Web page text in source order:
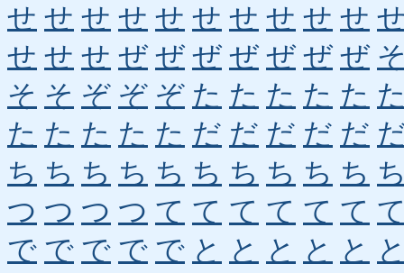
せ せ せ せ せ せ せ せ せ せ
せ せ せ ぜ ぜ ぜ ぜ ぜ ぜ ぜ
そ そ ぞ ぞ ぞ た た た た た
た た た た た だ だ だ だ だ
ち ち ち ち ち ち ち ち ち ち
つ つ つ つ て て て て て て
で で で で で と と と と と